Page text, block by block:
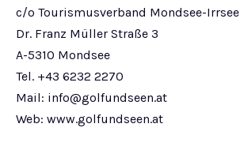
c/o Tourismusverband Mondsee-Irrsee
Dr. Franz Müller Straße 3
A-5310 Mondsee
Tel. +43 6232 2270
Mail: info@golfundseen.at
Web: www.golfundseen.at